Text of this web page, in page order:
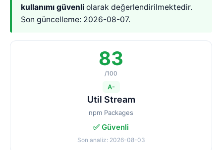
kullanımı güvenli olarak değerlendirilmektedir.
Son güncelleme: 2026-08-07.
83
/100
A-
Util Stream
npm Packages
✅ Güvenli
Son analiz: 2026-08-03